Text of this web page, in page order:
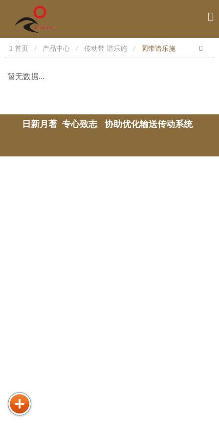
首页 产品中心 传动带 谱乐施 圆带谱乐施
暂无数据…
日新月著 专心致志 协助优化输送传动系统